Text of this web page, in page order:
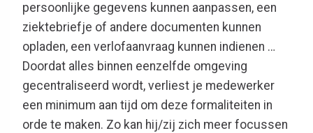
persoonlijke gegevens kunnen aanpassen, een
ziektebriefje of andere documenten kunnen
opladen, een verlofaanvraag kunnen indienen …
Doordat alles binnen eenzelfde omgeving
gecentraliseerd wordt, verliest je medewerker
een minimum aan tijd om deze formaliteiten in
orde te maken. Zo kan hij/zij zich meer focussen